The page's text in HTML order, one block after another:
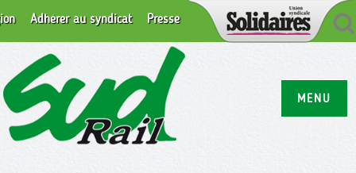
MENU
Adhérer au syndicat Presse